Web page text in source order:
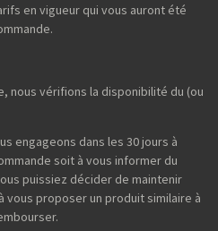
en vigueur qui vous auront été
nous vérifions la disponibilité du (ou
engageons dans les 30 jours à
soit à vous informer du
puissiez décider de maintenir
proposer un produit similaire à